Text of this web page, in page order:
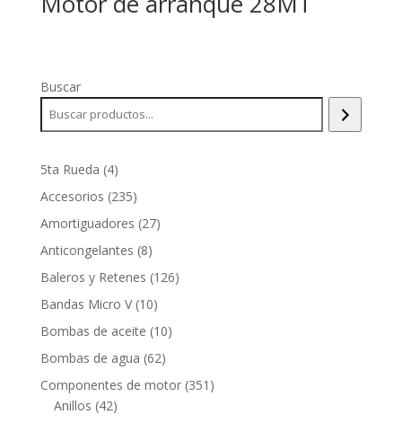
Buscar
5ta Rueda 44
productos
Accesorios 235235
productos
Amortiguadores 2727
Anticongelantes 88
productos
Baleros y Retenes 126126
Bandas Micro V 1010
productos
Bombas de aceite 1010
Bombas de agua 6262
productos
Componentes de motor 351 351
Anillos 4242